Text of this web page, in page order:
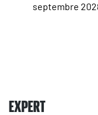
septembre
EXPERT